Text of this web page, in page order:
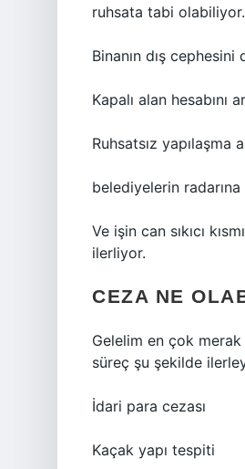
ruhsata tabi
Binanın dış
Kapalı alan hesabını
Ruhsatsız yapılaşma
belediyelerin
Ve işin can sıkıcı
ilerliyor.
CEZA NE
Gelelim en çok
süreç şu şekilde
İdari para cezası
Kaçak yapı tespiti